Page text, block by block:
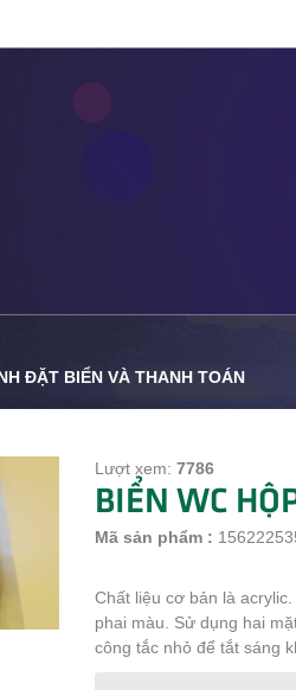
ĐẶT BIỂN VÀ THANH TOÁN
Lượt xem: 7786
BIỂN WC
Mã sản phẩm :
Chất liệu cơ bản là
phai màu. Sử dụng hai
công tắc nhỏ để tắt sáng